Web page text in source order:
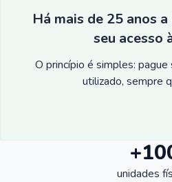
Há mais de 25 anos
seu acesso
O princípio é simples:
utilizado, sempre
unidades